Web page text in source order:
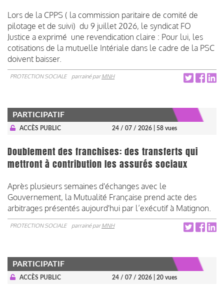
Lors de la CPPS ( la commission paritaire de comité de
pilotage et de suivi) du 9 juillet 2026, le syndicat FO
Justice a exprimé une revendication claire : Pour lui, les
cotisations de la mutuelle Intériale dans le cadre de la PSC
doivent baisser.
PROTECTION SOCIALE parrainé parMNH
PARTICIPATIF
ACCÈS PUBLIC 24 / 07 / 2026 | 58 vues
Doublement des franchises: des transferts qui
mettront à contribution les assurés sociaux
Après plusieurs semaines d'échanges avec le
Gouvernement, la Mutualité Française prend acte des
arbitrages présentés aujourd'hui par l’exécutif à Matignon.
PROTECTION SOCIALE parrainé parMNH
PARTICIPATIF
ACCÈS PUBLIC 24 / 07 / 2026 | 20 vues